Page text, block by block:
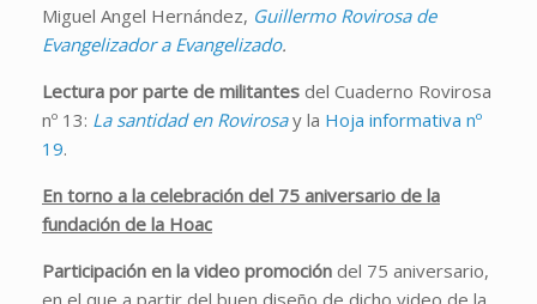
Miguel Angel Hernández, Guillermo Rovirosa de
Evangelizador a Evangelizado.
Lectura por parte de militantes del Cuaderno Rovirosa
nº 13: La santidad en Rovirosay la Hoja informativa nº
19.
En torno a la celebración del 75 aniversario de la
fundación de la Hoac
Participación en la video promoción del 75 aniversario,
en el que a partir del buen diseño de dicho video de la